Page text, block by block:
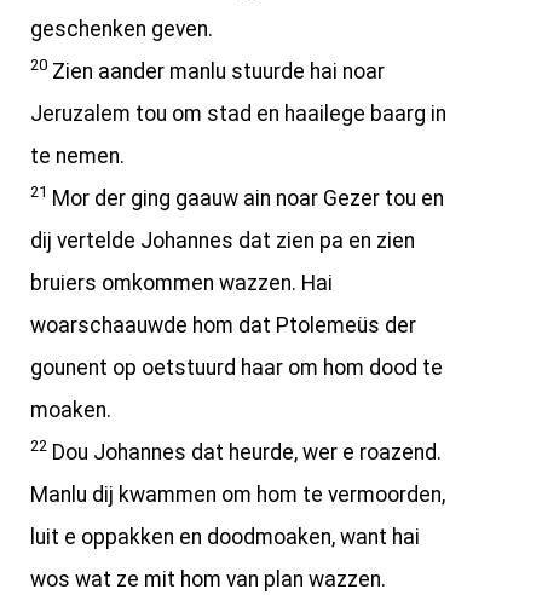
geschenken geven.
20 Zien aander manlu stuurde hai noar
Jeruzalem tou om stad en haailege baarg in
te nemen.
21 Mor der ging gaauw ain noar Gezer tou en
dij vertelde Johannes dat zien pa en zien
bruiers omkommen wazzen. Hai
woarschaauwde hom dat Ptolemeüs der
gounent op oetstuurd haar om hom dood te
moaken.
22 Dou Johannes dat heurde, wer e roazend.
Manlu dij kwammen om hom te vermoorden,
luit e oppakken en doodmoaken, want hai
wos wat ze mit hom van plan wazzen.